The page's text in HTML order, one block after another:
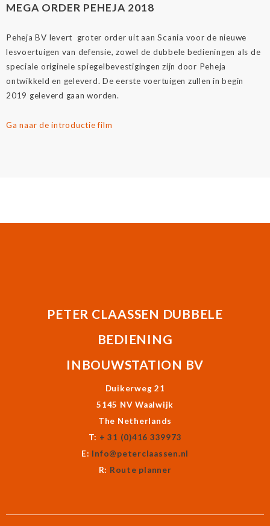
MEGA ORDER PEHEJA 2018
Peheja BV levert groter order uit aan Scania voor de nieuwe
lesvoertuigen van defensie, zowel de dubbele bedieningen als de
speciale originele spiegelbevestigingen zijn door Peheja
ontwikkeld en geleverd. De eerste voertuigen zullen in begin
2019 geleverd gaan worden.
Ga naar de introductie film
PETER CLAASSEN DUBBELE
BEDIENING
INBOUWSTATION BV
Duikerweg 21
5145 NV Waalwijk
The Netherlands
T: + 31 (0)416 339973
E: Info@peterclaassen.nl
R: Route planner